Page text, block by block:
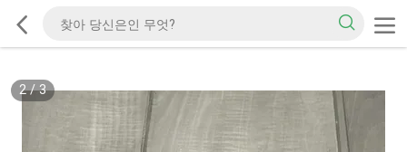
2/3